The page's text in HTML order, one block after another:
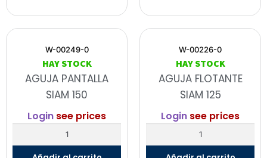
W-00249-0
HAY STOCK
AGUJA PANTALLA
SIAM 150
Login see prices
W-00226-0
HAY STOCK
AGUJA FLOTANTE
SIAM 125
Login see prices